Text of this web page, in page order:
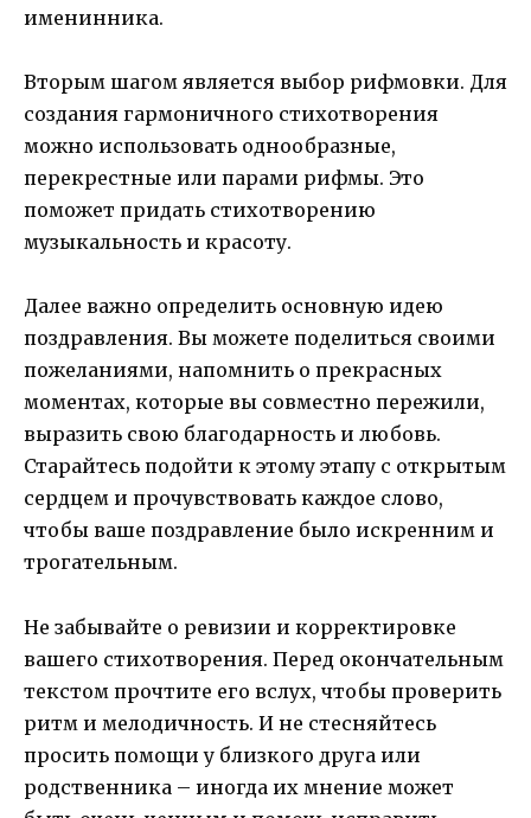
именинника.
Вторым шагом является выбор рифмовки. Для
создания гармоничного стихотворения
можно использовать однообразные,
перекрестные или парами рифмы. Это
поможет придать стихотворению
музыкальность и красоту.
Далее важно определить основную идею
поздравления. Вы можете поделиться своими
пожеланиями, напомнить о прекрасных
моментах, которые вы совместно пережили,
выразить свою благодарность и любовь.
Старайтесь подойти к этому этапу с открытым
сердцем и прочувствовать каждое слово,
чтобы ваше поздравление было искренним и
трогательным.
Не забывайте о ревизии и корректировке
вашего стихотворения. Перед окончательным
текстом прочтите его вслух, чтобы проверить
ритм и мелодичность. И не стесняйтесь
просить помощи у близкого друга или
родственника – иногда их мнение может